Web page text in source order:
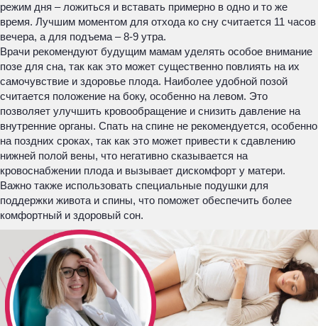
режим дня – ложиться и вставать примерно в одно и то же
время. Лучшим моментом для отхода ко сну считается 11 часов
вечера, а для подъема – 8-9 утра.
Врачи рекомендуют будущим мамам уделять особое внимание
позе для сна, так как это может существенно повлиять на их
самочувствие и здоровье плода. Наиболее удобной позой
считается положение на боку, особенно на левом. Это
позволяет улучшить кровообращение и снизить давление на
внутренние органы. Спать на спине не рекомендуется, особенно
на поздних сроках, так как это может привести к сдавлению
нижней полой вены, что негативно сказывается на
кровоснабжении плода и вызывает дискомфорт у матери.
Важно также использовать специальные подушки для
поддержки живота и спины, что поможет обеспечить более
комфортный и здоровый сон.